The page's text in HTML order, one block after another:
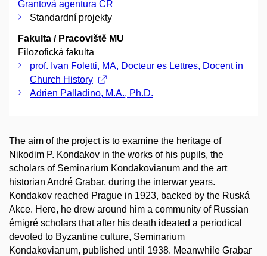
Grantová agentura ČR
Standardní projekty
Fakulta / Pracoviště MU
Filozofická fakulta
prof. Ivan Foletti, MA, Docteur es Lettres, Docent in
Church History
Adrien Palladino, M.A., Ph.D.
The aim of the project is to examine the heritage of
Nikodim P. Kondakov in the works of his pupils, the
scholars of Seminarium Kondakovianum and the art
historian André Grabar, during the interwar years.
Kondakov reached Prague in 1923, backed by the Ruská
Akce. Here, he drew around him a community of Russian
émigré scholars that after his death ideated a periodical
devoted to Byzantine culture, Seminarium
Kondakovianum, published until 1938. Meanwhile Grabar